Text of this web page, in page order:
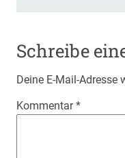
Schreibe
Deine E-Mail-
Kommentar*